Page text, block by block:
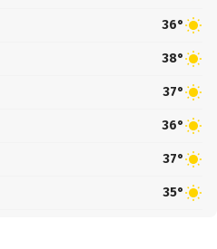
36°
38°
37°
36°
37°
35°